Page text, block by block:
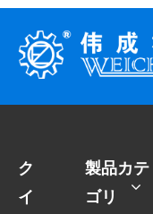
ク
イ
製品カテ
ゴリ